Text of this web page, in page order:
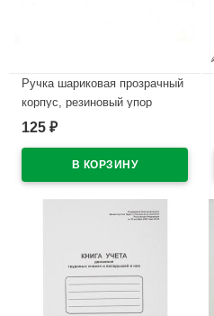
Ручка шариковая прозрачный
корпус, резиновый упор
(PILOT) синий, 0,7мм
125 ₽